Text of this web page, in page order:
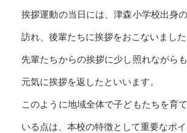
挨拶運動の当日には、津森小学校出身
訪れ、後輩たちに挨拶をおこないました
先輩たちからの挨拶に少し照れながら
元気に挨拶を返したといいます。
このように地域全体で子どもたちを育
いる点は、本校の特徴として重要なポイ